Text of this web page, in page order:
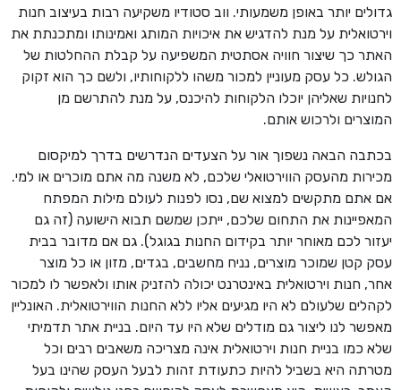
גדולים יותר באופן משמעותי. ווב סטודיו משקיעה רבות בעיצוב חנות
וירטואלית על מנת להדגיש את איכויות המותג ואמינותו ומתכנתת את
האתר כך שיצור חוויה אסתטית המשפיעה על קבלת ההחלטות של
הגולש. כל עסק מעוניין למכור משהו ללקוחותיו, ולשם כך הוא זקוק
לחנויות שאליהן יוכלו הלקוחות להיכנס, על מנת להתרשם מן
המוצרים ולרכוש אותם.
בכתבה הבאה נשפוך אור על הצעדים הנדרשים בדרך למיקסום
מכירות מהעסק הווירטואלי שלכם, לא משנה מה אתם מוכרים או למי.
אם אתם מתקשים למצוא שם, נסו לפנות לעולם מילות המפתח
המאפיינות את התחום שלכם, ייתכן שמשם תבוא הישועה (זה גם
יעזור לכם מאוחר יותר בקידום החנות בגוגל). גם אם מדובר בבית
עסק קטן שמוכר מוצרים, נניח מחשבים, בגדים, מזון או כל מוצר
אחר, חנות וירטואלית באינטרנט יכולה להזניק אותו ולאפשר לו למכור
לקהלים שלעולם לא היו מגיעים אליו ללא החנות הווירטואלית. האונליין
מאפשר לנו ליצור גם מודלים שלא היו עד היום. בניית אתר תדמיתי
שלא כמו בניית חנות וירטואלית אינה מצריכה משאבים רבים וכל
מטרתה היא בשביל להיות כתעודת זהות לבעל העסק שהינו בעל